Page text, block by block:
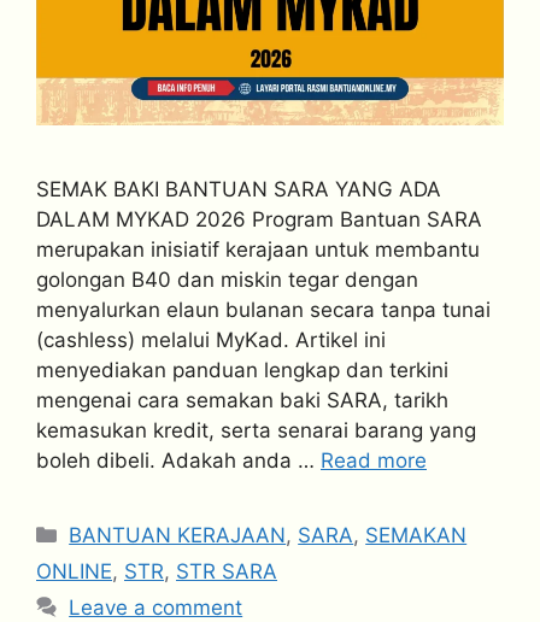
SEMAK BAKI BANTUAN SARA YANG ADA
DALAM MYKAD 2026 Program Bantuan SARA
merupakan inisiatif kerajaan untuk membantu
golongan B40 dan miskin tegar dengan
menyalurkan elaun bulanan secara tanpa tunai
(cashless) melalui MyKad. Artikel ini
menyediakan panduan lengkap dan terkini
mengenai cara semakan baki SARA, tarikh
kemasukan kredit, serta senarai barang yang
boleh dibeli. Adakah anda … Read more
Categories
BANTUAN KERAJAAN, SARA, SEMAKAN
ONLINE, STR, STR SARA
Leave a comment